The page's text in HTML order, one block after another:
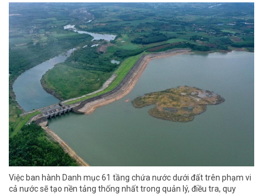
Việc ban hành Danh mục 61 tầng chứa nước dưới đất trên phạm vi
cả nước sẽ tạo nền tảng thống nhất trong quản lý, điều tra, quy